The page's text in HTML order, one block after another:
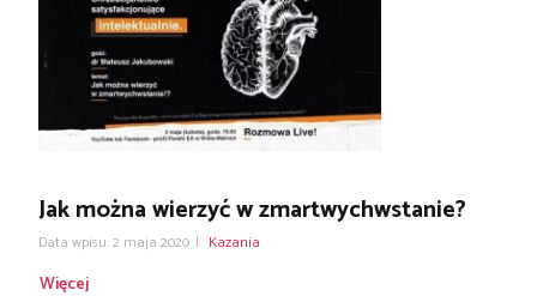
Jak można wierzyć w zmartwychwstanie?
Data wpisu: 2 maja 2020 | Kazania
Więcej